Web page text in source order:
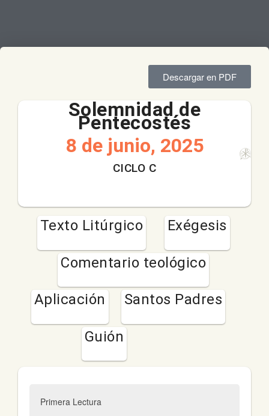
Descargar en PDF
Solemnidad de
Pentecostés
8 de junio, 2025
CICLO C
Primera Lectura
Texto Litúrgico Exégesis
Comentario teológico
Aplicación Santos Padres
Guión